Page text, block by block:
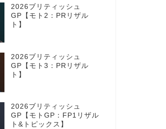
2026ブリティッシュ
GP【モト2：PRリザル
ト】
2026ブリティッシュ
GP【モト3：PRリザル
ト】
2026ブリティッシュ
GP【モトGP：FP1リザル
ト&トピックス】